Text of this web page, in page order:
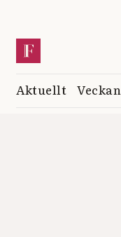
Aktuellt